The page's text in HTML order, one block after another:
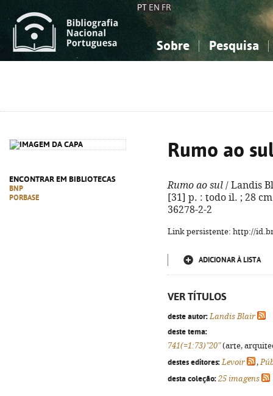
PT EN FR
Sobre Pesquisa
ENCONTRAR EM BIBLIOTECAS
BNP
PORBASE
Rumo ao
Rumo ao sul / Landis
[31] p. : todo il. ; 28
36278-2-2
Link persistente: http://
ADICIONAR À LISTA
VER TÍTULOS
deste autor: Landis Blair
deste tema:
741(=1:73)"20"(arte,
destes editores: Levoir ,
desta coleção: 25 imagens